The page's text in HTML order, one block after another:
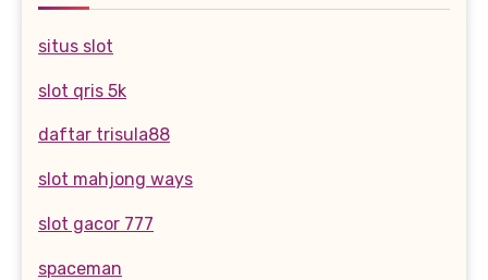
situs slot
slot qris 5k
daftar trisula88
slot mahjong ways
slot gacor 777
spaceman